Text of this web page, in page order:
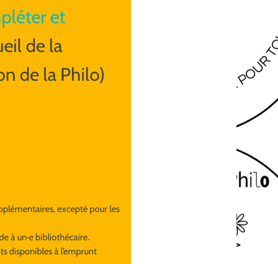
et
de la
de la Philo)
excepté pour les
à un·e bibliothécaire.
disponibles à l’emprunt